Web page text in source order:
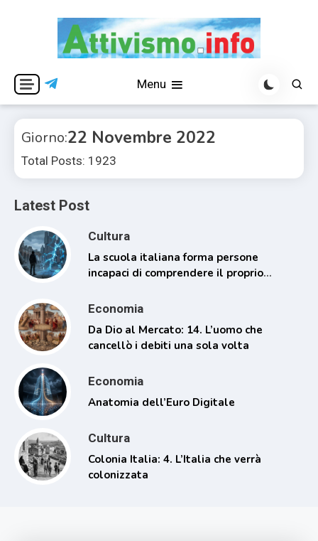
Attivismo.info
Menu
Giorno:22 Novembre 2022
Total Posts: 1923
Latest Post
Cultura
La scuola italiana forma persone
incapaci di comprendere il proprio
Economia
Da Dio al Mercato: 14. L’uomo che
cancellò i debiti una sola volta
Economia
Anatomia dell’Euro Digitale
Cultura
Colonia Italia: 4. L’Italia che verrà
colonizzata